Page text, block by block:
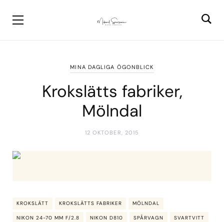
MINA DAGLIGA ÖGONBLICK
Krokslätts fabriker,
Mölndal
12 OKTOBER, 2015
KROKSLÄTT KROKSLÄTTS FABRIKER MÖLNDAL
NIKON 24-70 MM F/2.8 NIKON D810 SPÅRVAGN SVARTVITT